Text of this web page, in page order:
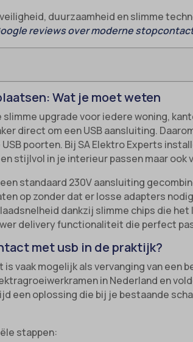
duurzaamheid en slimme
reviews over moderne
Wat je moet weten
slimme upgrade voor iedere woning,
direct om een USB aansluiting.
poorten. Bij SA Elektro Experts
stijlvol in je interieur passen maar ook
standaard 230V aansluiting
op zonder dat er losse adapters
dankzij slimme chips die
delivery functionaliteit die perfect
met usb in de praktijk?
vaak mogelijk als vervanging van
in Nederland en
een oplossing die bij je bestaande
stappen: